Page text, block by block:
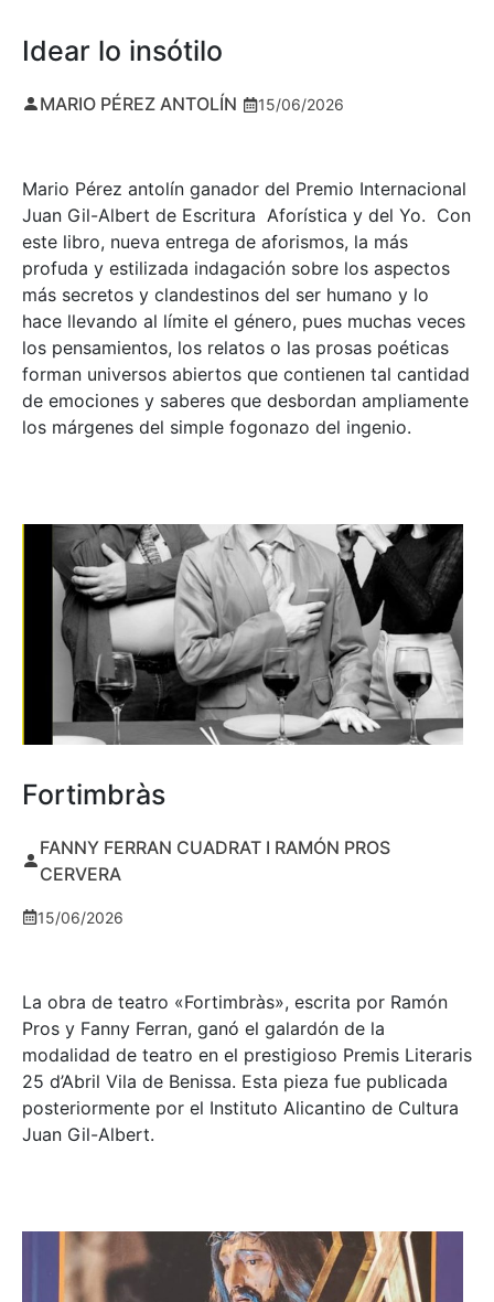
Idear lo insótilo
MARIO PÉREZ ANTOLÍN 15/06/2026
Mario Pérez antolín ganador del Premio Internacional
Juan Gil-Albert de Escritura Aforística y del Yo. Con
este libro, nueva entrega de aforismos, la más
profuda y estilizada indagación sobre los aspectos
más secretos y clandestinos del ser humano y lo
hace llevando al límite el género, pues muchas veces
los pensamientos, los relatos o las prosas poéticas
forman universos abiertos que contienen tal cantidad
de emociones y saberes que desbordan ampliamente
los márgenes del simple fogonazo del ingenio.
Fortimbràs
FANNY FERRAN CUADRAT I RAMÓN PROS
CERVERA
15/06/2026
La obra de teatro «Fortimbràs», escrita por Ramón
Pros y Fanny Ferran, ganó el galardón de la
modalidad de teatro en el prestigioso Premis Literaris
25 d’Abril Vila de Benissa. Esta pieza fue publicada
posteriormente por el Instituto Alicantino de Cultura
Juan Gil-Albert.